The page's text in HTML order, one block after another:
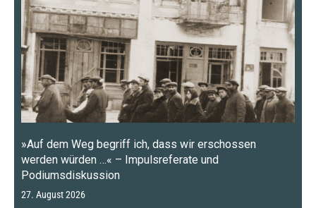
»Auf dem Weg begriff ich, dass wir erschossen
werden würden …« – Impulsreferate und
Podiumsdiskussion
27. August 2026